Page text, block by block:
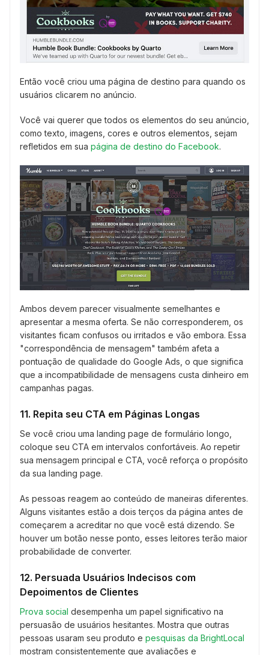
Então você criou uma página de destino para quando os
usuários clicarem no anúncio.
Você vai querer que todos os elementos do seu anúncio,
como texto, imagens, cores e outros elementos, sejam
refletidos em sua página de destino do Facebook.
Ambos devem parecer visualmente semelhantes e
apresentar a mesma oferta. Se não corresponderem, os
visitantes ficam confusos ou irritados e vão embora. Essa
"correspondência de mensagem" também afeta a
pontuação de qualidade do Google Ads, o que significa
que a incompatibilidade de mensagens custa dinheiro em
campanhas pagas.
11. Repita seu CTA em Páginas Longas
Se você criou uma landing page de formulário longo,
coloque seu CTA em intervalos confortáveis. Ao repetir
sua mensagem principal e CTA, você reforça o propósito
da sua landing page.
As pessoas reagem ao conteúdo de maneiras diferentes.
Alguns visitantes estão a dois terços da página antes de
começarem a acreditar no que você está dizendo. Se
houver um botão nesse ponto, esses leitores terão maior
probabilidade de converter.
12. Persuada Usuários Indecisos com
Depoimentos de Clientes
Prova social desempenha um papel significativo na
persuasão de usuários hesitantes. Mostra que outras
pessoas usaram seu produto e pesquisas da BrightLocal
mostram consistentemente que avaliações e